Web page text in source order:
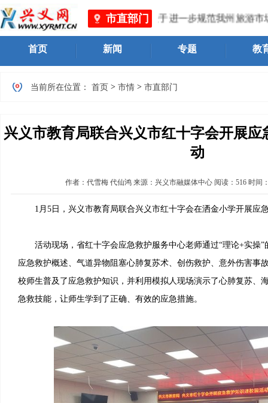
市直部门
电旅游局（黔西南州文物局）关于进一步规范我州旅游市场
首页 新闻 专题 教
当前所在位置： 首页 > 市情 > 市直部门
兴义市教育局联合兴义市红十字会开展应
动
作者： 代雪梅 代仙鸿 来源：兴义市融媒体中心 阅读： 516 时间
1月5日，兴义市教育局联合兴义市红十字会在洒金小学开展应
活动现场，省红十字会应急救护服务中心老师通过“理论+实操”
应急救护概述、气道异物阻塞心肺复苏术、创伤救护、意外伤害事
校师生普及了应急救护知识，并利用模拟人现场演示了心肺复苏、
急救技能，让师生学到了正确、有效的应急措施。